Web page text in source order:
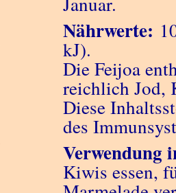
Nährwerte:
kJ).
Die Feijoa
reichlich Jod,
Diese
des
Verwendung
Kiwis essen,